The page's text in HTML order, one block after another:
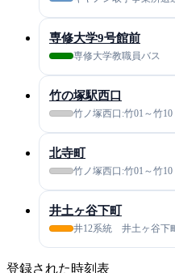
専修大学9号館前
専修大学教職員バス
竹の塚駅西口
竹ノ塚西口:竹01～竹10
北寺町
竹ノ塚西口:竹01～竹10
井土ヶ谷下町
井12系統 井土ヶ谷下
登録された時刻表